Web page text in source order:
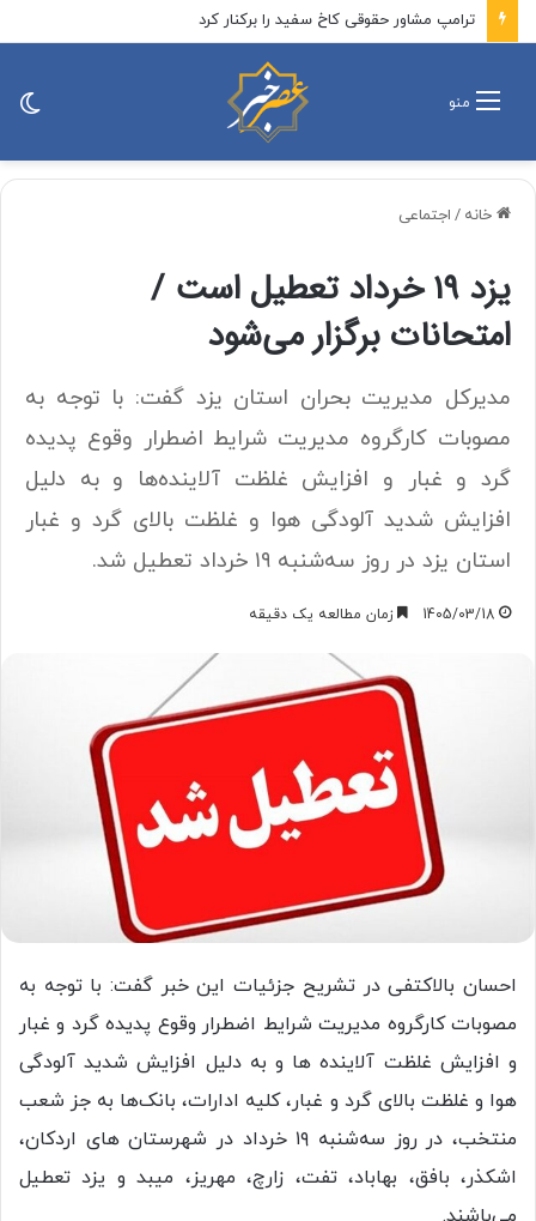
واکنش جهاد اسلامی به تصمیم نتانیاهو
منو
خانه / اجتماعی
یزد ۱۹ خرداد تعطیل است /
امتحانات برگزار می‌شود
مدیرکل مدیریت بحران استان یزد گفت: با توجه به
مصوبات کارگروه مدیریت شرایط اضطرار وقوع پدیده
گرد و غبار و افزایش غلظت آلاینده‌ها و به دلیل
افزایش شدید آلودگی هوا و غلظت بالای گرد و غبار
استان یزد در روز سه‌شنبه ۱۹ خرداد تعطیل شد.
1405/03/18 زمان مطالعه یک دقیقه
احسان بالاکتفی در تشریح جزئیات این خبر گفت: با توجه به
مصوبات کارگروه مدیریت شرایط اضطرار وقوع پدیده گرد و غبار
و افزایش غلظت آلاینده ها و به دلیل افزایش شدید آلودگی
هوا و غلظت بالای گرد و غبار، کلیه ادارات، بانک‌ها به جز شعب
منتخب، در روز سه‌شنبه ۱۹ خرداد در شهرستان های اردکان،
اشکذر، بافق، بهاباد، تفت، زارچ، مهریز، میبد و یزد تعطیل